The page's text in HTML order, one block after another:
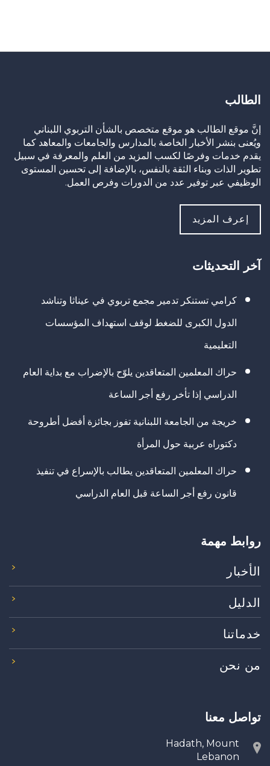
الطالب
إنَّ موقع الطالب هو موقع متخصص بالشأن التربوي اللبناني
ويُعنى بنشر الأخبار الخاصة بالمدارس والجامعات والمعاهد كما
يقدم خدمات وفرصًا لكسب المزيد من العلم والمعرفة في سبيل
تطوير الذات وبناء الثقة بالنفس، بالإضافة إلى تحسين المستوى
الوظيفي عبر توفير عدد من الدورات وفرص العمل.
إعرف المزيد
آخر التحديثات
كرامي تستنكر تدمير مجمع تربوي في عيناثا وتناشد
الدول الكبرى للضغط لوقف استهداف المؤسسات
التعليمية
حراك المعلمين المتعاقدين يلوّح بالإضراب مع بداية العام
الدراسي إذا تأخر رفع أجر الساعة
خريجة من الجامعة اللبنانية تفوز بجائزة أفضل أطروحة
دكتوراه عربية حول المرأة
حراك المعلمين المتعاقدين يطالب بالإسراع في تنفيذ
قانون رفع أجر الساعة قبل العام الدراسي
روابط مهمة
الأخبار
الدليل
خدماتنا
من نحن
تواصل معنا
Hadath, Mount
Lebanon